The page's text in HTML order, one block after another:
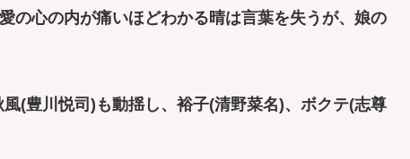
の心の内が痛いほどわかる晴は言葉を失うが、娘の
(豊川悦司)も動揺し、裕子(清野菜名)、ボクテ(志尊